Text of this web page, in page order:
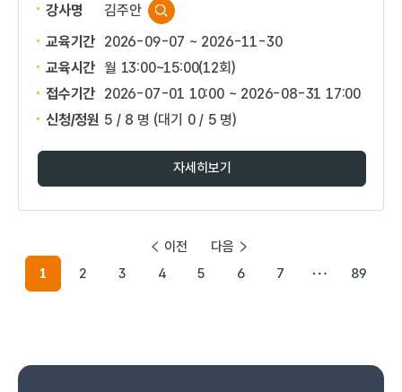
강사명
김주안
교육기간 2026-09-07 ~ 2026-11-30
교육시간 월 13:00~15:00(12회)
접수기간 2026-07-01 10:00 ~ 2026-08-31 17:00
신청/정원 5 / 8 명 (대기 0 / 5 명)
자세히보기
이전
1
2 3 4 5 6 7 89
다음